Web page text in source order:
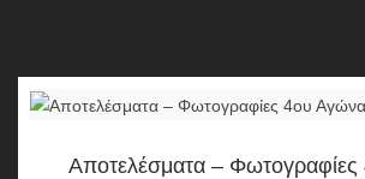
Αποτελέσματα –